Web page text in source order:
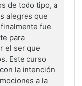
de todo tipo, a
alegres que
fue
para
el ser que
Este curso
la intención
a la